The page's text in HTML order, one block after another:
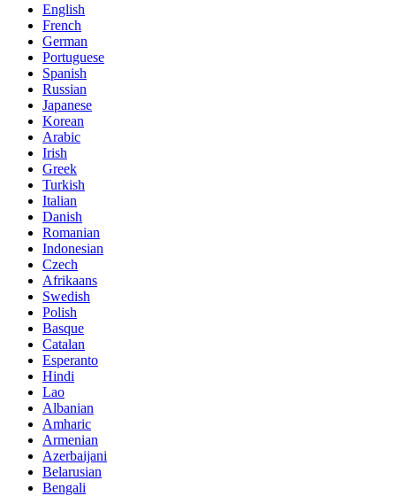
English
French
German
Portuguese
Spanish
Russian
Japanese
Korean
Arabic
Irish
Greek
Turkish
Italian
Danish
Romanian
Indonesian
Czech
Afrikaans
Swedish
Polish
Basque
Catalan
Esperanto
Hindi
Lao
Albanian
Amharic
Armenian
Azerbaijani
Belarusian
Bengali